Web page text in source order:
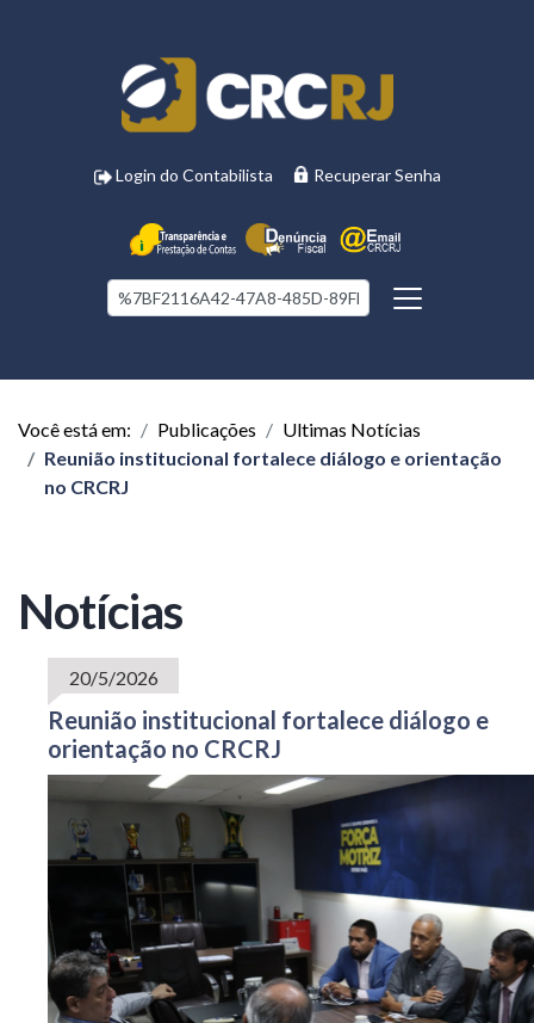
Login do Contabilista Recuperar Senha
Você está em: Publicações
Ultimas Notícias
Reunião institucional fortalece diálogo e orientação
no CRCRJ
Notícias
20/5/2026
Reunião institucional fortalece diálogo e
orientação no CRCRJ